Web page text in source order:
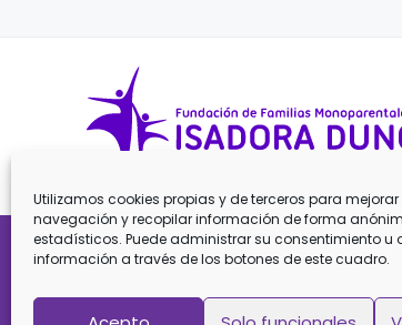
Utilizamos cookies propias y de terceros para
navegación y recopilar información de forma
estadísticos. Puede administrar su consentimiento u
información a través de los botones de este cuadro.